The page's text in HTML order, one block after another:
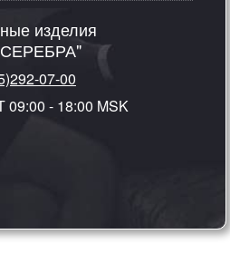
изделия
07-00
- 18:00 MSK